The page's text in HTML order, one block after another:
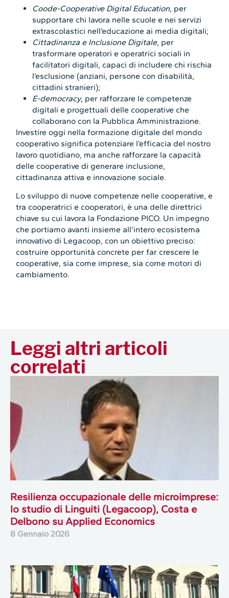
Coode-Cooperative Digital Education, per
supportare chi lavora nelle scuole e nei servizi
extrascolastici nell’educazione ai media digitali;
Cittadinanza e Inclusione Digitale, per
trasformare operatori e operatrici sociali in
facilitatori digitali, capaci di includere chi rischia
l’esclusione (anziani, persone con disabilità,
cittadini stranieri);
E-democracy, per rafforzare le competenze
digitali e progettuali delle cooperative che
collaborano con la Pubblica Amministrazione.
Investire oggi nella formazione digitale del mondo
cooperativo significa potenziare l’efficacia del nostro
lavoro quotidiano, ma anche rafforzare la capacità
delle cooperative di generare inclusione,
cittadinanza attiva e innovazione sociale.
Lo sviluppo di nuove competenze nelle cooperative, e
tra cooperatrici e cooperatori, è una delle direttrici
chiave su cui lavora la Fondazione PICO. Un impegno
che portiamo avanti insieme all’intero ecosistema
innovativo di Legacoop, con un obiettivo preciso:
costruire opportunità concrete per far crescere le
cooperative, sia come imprese, sia come motori di
cambiamento.
Leggi altri articoli
correlati
Resilienza occupazionale delle microimprese:
lo studio di Linguiti (Legacoop), Costa e
Delbono su Applied Economics
8 Gennaio 2026